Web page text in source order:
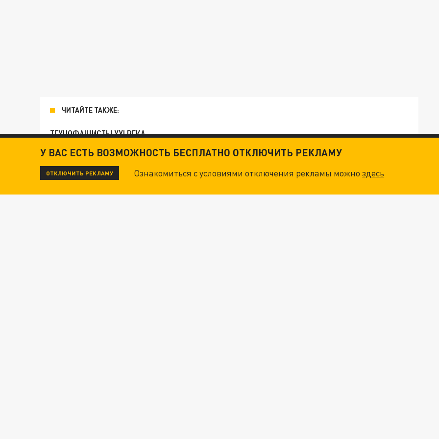
ЧИТАЙТЕ ТАКЖЕ:
ТЕХНОФАШИСТЫ XXI ВЕКА
ОПЛЕУХА МАСКУ. "ПОРА СНЯТЬ БЕЛЫЕ ПЕРЧАТКИ": КАК УНИЧТОЖИТЬ STARLINK
ДАНЯ С ДАШЕЙ СПАСЛИСЬ ОТ БОЕВИКОВ ВСУ. НО БЕДЫ ДЛЯ МАЛЫШЕЙ НЕ ЗАКОНЧИЛИСЬ
У ВАС ЕСТЬ ВОЗМОЖНОСТЬ БЕСПЛАТНО ОТКЛЮЧИТЬ РЕКЛАМУ
ОТКЛЮЧИТЬ РЕКЛАМУ Ознакомиться с условиями отключения рекламы можноздесь